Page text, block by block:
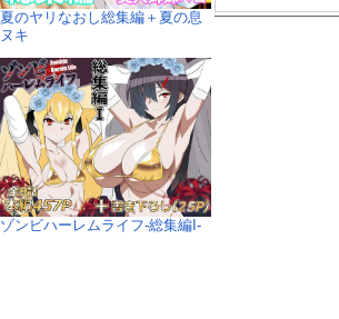
夏のヤリなおし総集編＋夏の息
ヌキ
ゾンビハーレムライフ‐総集編I-